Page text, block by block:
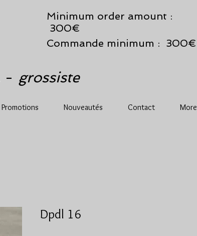
Minimum order amount :
300€
Commande minimum : 300€
- grossiste
Promotions Nouveautés Contact More
Dpdl 16